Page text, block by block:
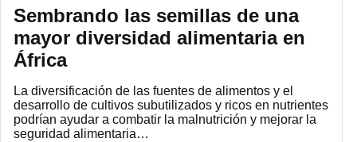
Sembrando las semillas de una
mayor diversidad alimentaria en
África
La diversificación de las fuentes de alimentos y el
desarrollo de cultivos subutilizados y ricos en nutrientes
podrían ayudar a combatir la malnutrición y mejorar la
seguridad alimentaria…